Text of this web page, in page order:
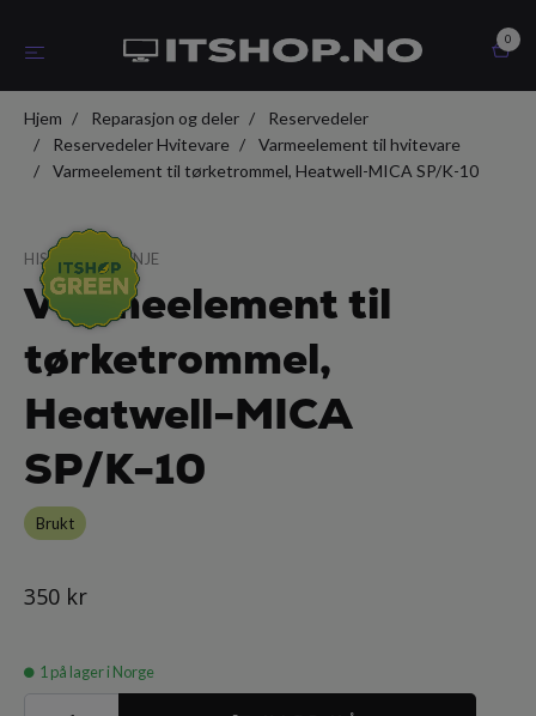
0
Hjem Reparasjon og deler
Reservedeler
Reservedeler Hvitevare
Varmeelement til hvitevare
Varmeelement til tørketrommel, Heatwell-MICA SP/K-10
HISENSE/GORENJE
Varmeelement til
tørketrommel,
Heatwell-MICA
SP/K-10
Brukt
350 kr
1 på lager i Norge